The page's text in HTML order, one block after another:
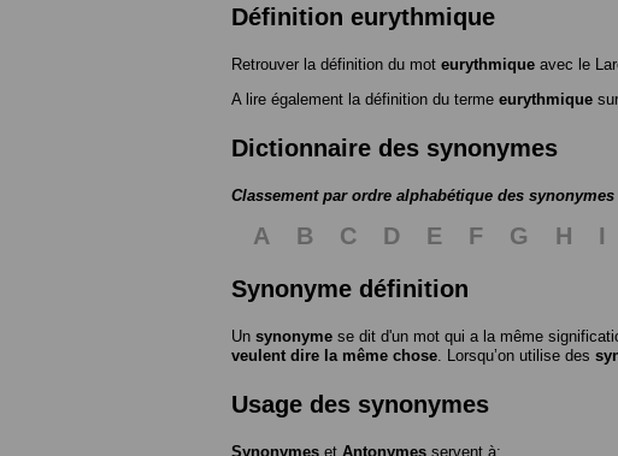
Définition eurythmique
Retrouver la définition du mot eurythmique avec le
A lire également la définition du terme eurythmique
Dictionnaire des synonymes
Classement par ordre alphabétique des synonymes
A B C D E F G H I
Synonyme définition
Un synonyme se dit d'un mot qui a la même
veulent dire la même chose . Lorsqu’on utilise des
Usage des synonymes
Synonymes et Antonymes servent à: